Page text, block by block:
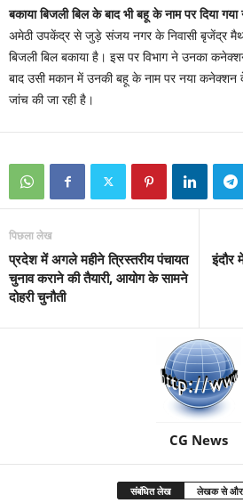
बकाया बिजली बिल के बाद भी बहू के नाम पर दिया
अमेठी उपकेंद्र से जुड़े संजय नगर के निवासी बृजेंद्र
बिजली बिल बकाया है। इस पर विभाग ने उनका
बाद उसी मकान में उनकी बहू के नाम पर नया कनेक्शन
जांच की जा रही है।
पिछला लेख
प्रदेश में अगले महीने त्रिस्तरीय पंचायत
चुनाव कराने की तैयारी, आयोग के सामने
दोहरी चुनौती
इंदौर
CG News
संबंधित लेख लेखक से और